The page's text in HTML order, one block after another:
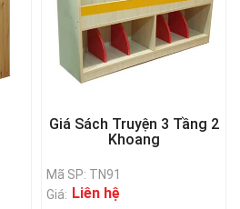
Giá Sách Truyện 3 Tầng 2
Khoang
Mã SP: TN91
Giá: Liên hệ